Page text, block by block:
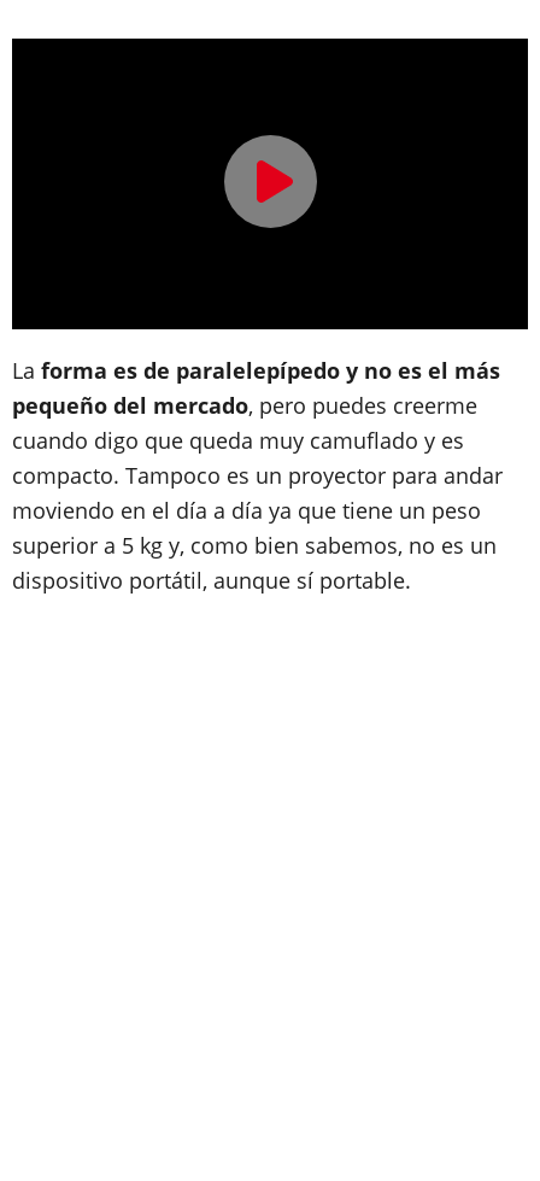
La forma es de paralelepípedo y no es el más
pequeño del mercado, pero puedes creerme
cuando digo que queda muy camuflado y es
compacto. Tampoco es un proyector para andar
moviendo en el día a día ya que tiene un peso
superior a 5 kg y, como bien sabemos, no es un
dispositivo portátil, aunque sí portable.